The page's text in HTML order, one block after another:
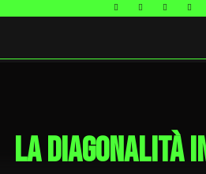
La Diagonalità